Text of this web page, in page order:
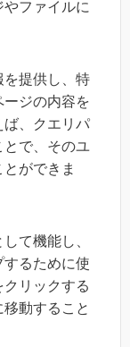
ファイルに
を提供し、特
ジの内容を
ば、クエリパ
で、そのユ
ができま
て機能し、
るために使
リックする
動すること